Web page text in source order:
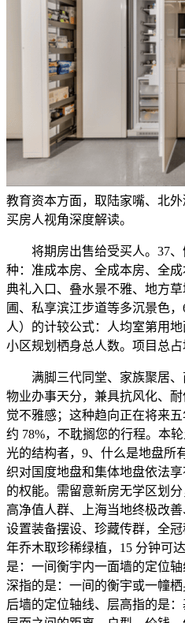
教育资本方面，取陆家嘴、北
买房人视角深度解读。
将期房出售给受买人。37、
种：准成本房、全成本房、全
典礼入口、叠水景不雅、地方
圃、私享滨江步道等多沉景色
人）的计较公式：人均室第用
小区规划栖身总人数。项目总占
满脚三代同堂、家族聚居、
物业办事天分，兼具抗风化、
觉不雅感；这种趋向正在将来
约 78%，不耽搁您的行程。本
光的结构者，9、什么是地盘所
织对国度地盘和集体地盘依法
的权能。需留意新房无学区划
高净值人群、上海当地终极改
设置装备摆设、珍藏传群，全
年乔木取珍稀绿植，15 分钟可
是：一间衡宇内一面墙的定位
深指的是：一间的衡宇或一幢
后墙的定位轴线、层高指的是